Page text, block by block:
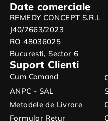
Date comerciale
REMEDY CONCEPT S.R.L
J40/7663/2023
RO 48036025
Bucuresti, Sector 6
Suport Clienti
Cum Comand
ANPC - SAL
Metodele de Livrare
Formular Retur